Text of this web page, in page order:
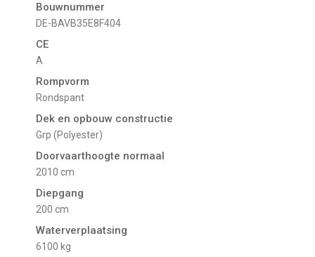
Bouwnummer
DE-BAVB35E8F404
CE
A
Rompvorm
Rondspant
Dek en opbouw constructie
Grp (Polyester)
Doorvaarthoogte normaal
2010 cm
Diepgang
200 cm
Waterverplaatsing
6100 kg